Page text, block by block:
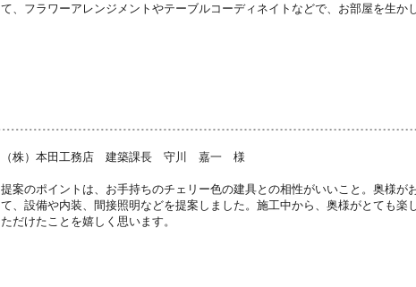
て、フラワーアレンジメントやテーブルコーディネイトなどで、お部屋を生か
（株）本田工務店 建築課長 守川 嘉一 様
提案のポイントは、お手持ちのチェリー色の建具との相性がいいこと。奥様が
て、設備や内装、間接照明などを提案しました。施工中から、奥様がとても楽
ただけたことを嬉しく思います。